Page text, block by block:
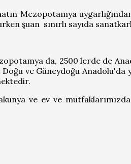
Mezopotamya
şuan sınırlı sayıda
da, 2500 lerde de
ve Güneydoğu
ve ev ve